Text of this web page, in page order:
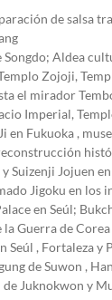
de salsa
Songdo; Aldea
Zojoji,
el mirador
Imperial,
en Fukuoka ,
Suizenji Jojuen
Jigoku en los
en Seúl;
Guerra de Corea
Seúl , Fortaleza y
de Suwon ,
de Juknokwon y